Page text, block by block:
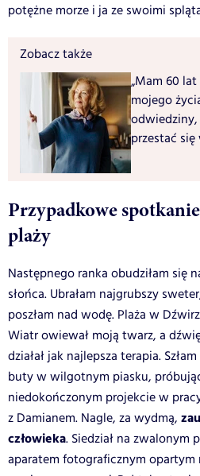
potężne morze i ja ze swoimi
Zobacz także
„Mam 60
mojego
odwiedziny,
przestać się
Przypadkowe
plaży
Następnego ranka obudziłam się
słońca. Ubrałam najgrubszy
poszłam nad wodę. Plaża w
Wiatr owiewał moją twarz, a
działał jak najlepsza terapia.
buty w wilgotnym piasku,
niedokończonym projekcie w
z Damianem. Nagle, za wydmą,
człowieka. Siedział na zwalonym
aparatem fotograficznym